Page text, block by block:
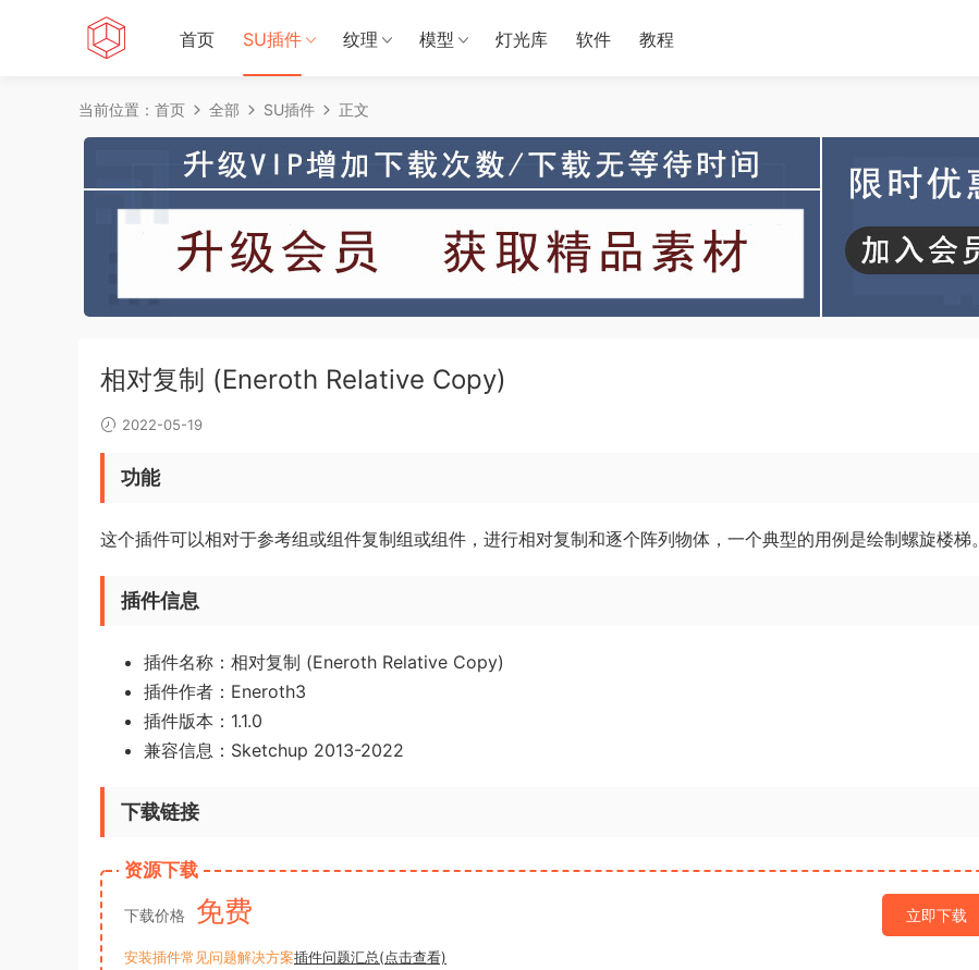
首页 SU插件 纹理 模型 灯光库 软件 教程
当前位置： 首页 全部 SU插件 正文
相对复制 (Eneroth Relative Copy)
2022-05-19
功能
这个插件可以相对于参考组或组件复制组或组件，进行相对复制和逐个阵列物体，一个典型的用例是绘制螺旋楼梯。
插件信息
插件名称：相对复制 (Eneroth Relative Copy)
插件作者：Eneroth3
插件版本：1.1.0
兼容信息：Sketchup 2013-2022
下载链接
资源下载
下载价格 免费 立即下载
安装插件常见问题解决方案插件问题汇总(点击查看)